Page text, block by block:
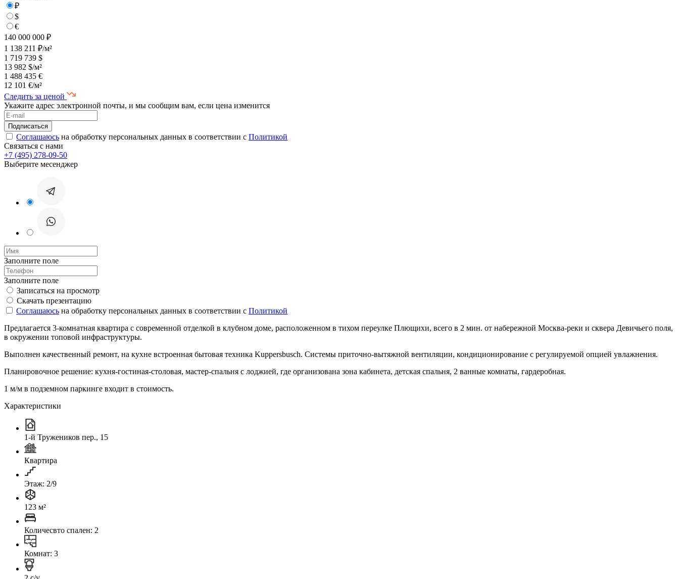
₽
$
€
140 000 000 ₽
1 138 211 ₽/м²
1 719 739 $
13 982 $/м²
1 488 435 €
12 101 €/м²
Следить за ценой
Укажите адрес электронной почты, и мы сообщим вам, если цена изменится
Соглашаюсь на обработку персональных данных в соответствии с Политикой
Связаться с нами
+7 (495) 278-09-50
Выберите месенджер
Заполните поле
Заполните поле
Записаться на просмотр
Скачать презентацию
Соглашаюсь на обработку персональных данных в соответствии с Политикой
Предлагается 3-комнатная квартира с современной отделкой в клубном доме, расположенном в тихом переулке Плющихи, всего в 2 мин. от набережной Москва-реки и сквера Девичьего поля,
в окружении топовой инфраструктуры.
Выполнен качественный ремонт, на кухне встроенная бытовая техника Kuppersbusch. Системы приточно-вытяжной вентиляции, кондиционирование с регулируемой опцией увлажнения.
Планировочное решение: кухня-гостиная-столовая, мастер-спальня с лоджией, где организована зона кабинета, детская спальня, 2 ванные комнаты, гардеробная.
1 м/м в подземном паркинге входит в стоимость.
Характеристики
1-й Тружеников пер., 15
Квартира
Этаж: 2/9
123 м²
Количесвто спален: 2
Комнат: 3